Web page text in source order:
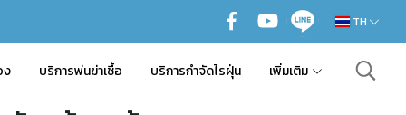
TH
ง บริการพ่นฆ่าเชื้อ บริการกำจัดไรฝุ่น เพิ่มเติม